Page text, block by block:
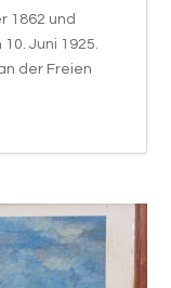
1862 und
Juni 1925.
der Freien